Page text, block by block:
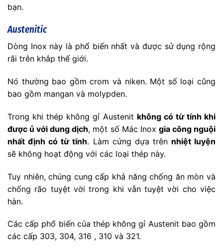
bạn.
Austenitic
Dòng Inox này là phổ biến nhất và được sử dụng rộng
rãi trên khắp thế giới.
Nó thường bao gồm crom và niken. Một số loại cũng
bao gồm mangan và molypden.
Trong khi thép không gỉ Austenit không có từ tính khi
được ủ với dung dịch, một số Mác Inox gia công nguội
nhất định có từ tính. Làm cứng dựa trên nhiệt luyện
sẽ không hoạt động với các loại thép này.
Tuy nhiên, chúng cung cấp khả năng chống ăn mòn và
chống rão tuyệt vời trong khi vẫn tuyệt vời cho việc
hàn.
Các cấp phổ biến của thép không gỉ Austenit bao gồm
các cấp 303, 304, 316 , 310 và 321.